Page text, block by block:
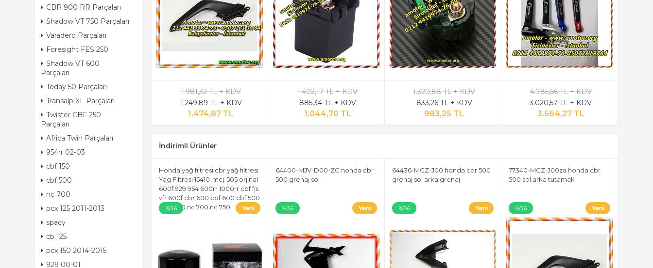
CBR 900 RR Parçaları
Shadow VT 750 Parçaları
Varadero Parçaları
Foresight FES 250
Shadow VT 600
Parçaları
Today 50 Parçaları
Transalp XL Parçaları
Twister CBF 250
Parçaları
Africa Twin Parçaları
954rr 02-03
cbf 150
cbf 500
nc 700
pcx 125 2011-2013
spacy
cb 125
pcx 150 2014-2015
929 00-01
1.981,32 TL + KDV
1.249,89 TL + KDV
1.474,87 TL
1.402,17 TL + KDV
885,34 TL + KDV
1.044,70 TL
1.320,88 TL + KDV
833,26 TL + KDV
983,25 TL
4.785,66 TL + KDV
3.020,57 TL + KDV
3.564,27 TL
İndirimli Ürünler
Honda yağ filtresi cbr yağ filtresi
Yag Filtresi 15410-mcj-505 orjinal
600f 929 954 600rr 1000rr cbf fjs
vfr 600f cbr 600 cbf 600 cbf 500
cbf 1000 nc 700 nc 750
%36
64400-MJV-D00-ZC honda cbr
500 grenaj sol
%36
64436-MGZ-J00 honda cbr 500
grenaj sol arka grenaj
%36
77340-MGZ-J00za honda cbr
500 sol arka tutamak
%36